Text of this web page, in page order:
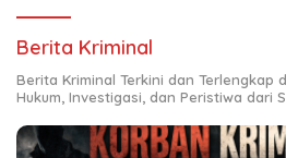
Berita Kriminal
Berita Kriminal Terkini dan Terlengkap
Hukum, Investigasi, dan Peristiwa dari